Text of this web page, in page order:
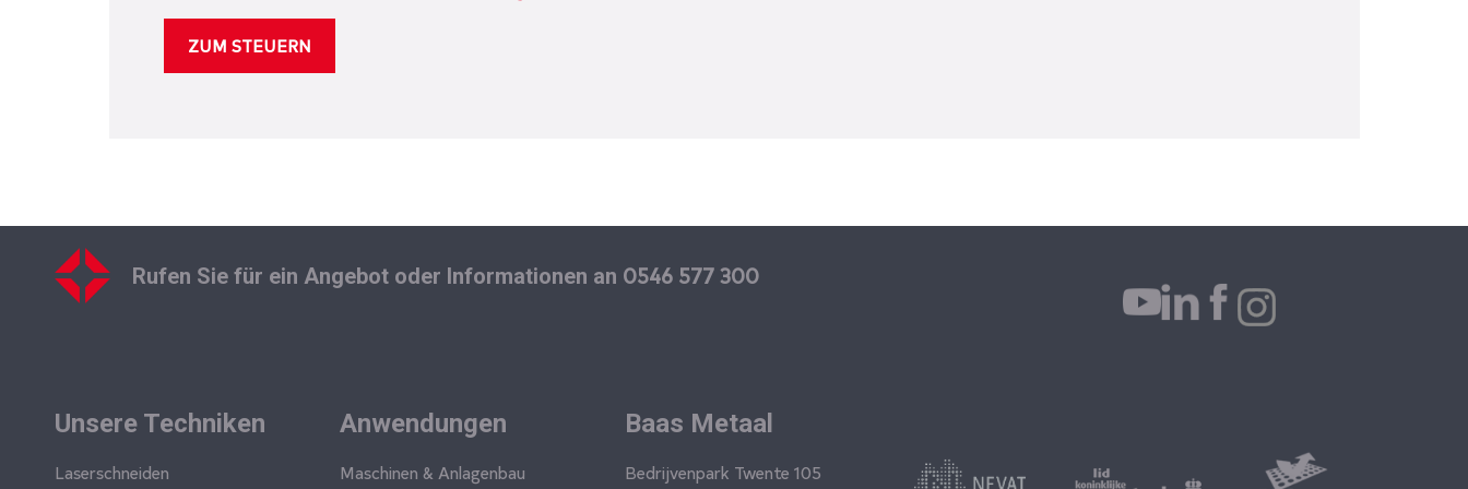
Rufen Sie für ein Angebot oder Informationen an 0546 577 300
Unsere Techniken
Laserschneiden
Anwendungen
Maschinen & Anlagenbau
Baas Metaal
Bedrijvenpark Twente 105